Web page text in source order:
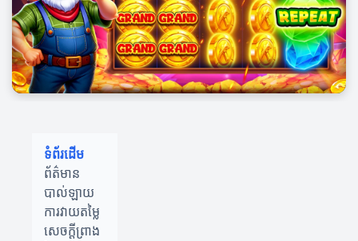
ទំព័រដើម
ព័ត៌មាន
បាល់ឡាយ
ការវាយតម្លៃ
សេចក្តីព្រាង